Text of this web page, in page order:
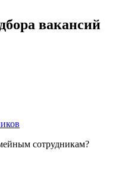
вакансий
сотрудникам?